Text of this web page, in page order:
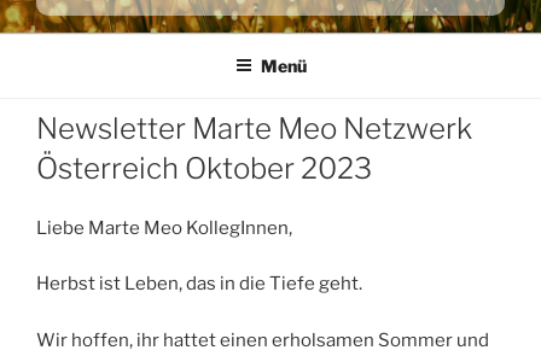
Menü
Newsletter Marte Meo Netzwerk
Österreich Oktober 2023
Liebe Marte Meo KollegInnen,
Herbst ist Leben, das in die Tiefe geht.
Wir hoffen, ihr hattet einen erholsamen Sommer und